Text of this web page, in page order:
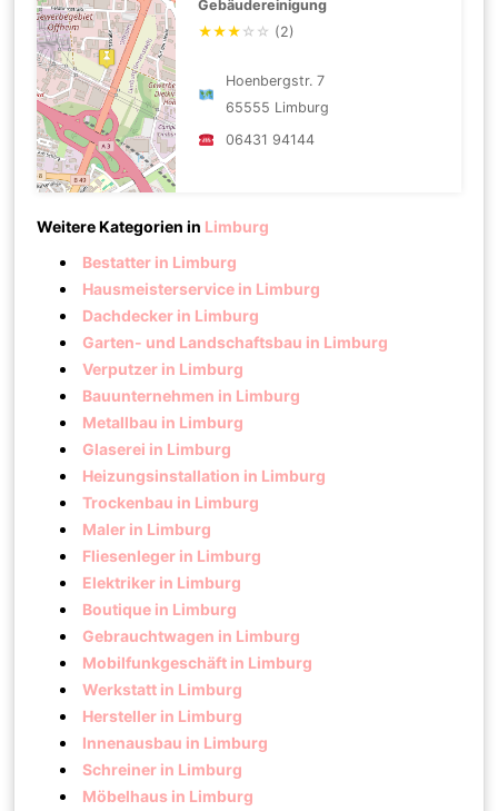
Gebäudereinigung
★★★ ☆ ☆ (2)
Hoenbergstr. 7
65555 Limburg
06431 94144
Weitere Kategorien in Limburg
Bestatter in Limburg
Hausmeisterservice in Limburg
Dachdecker in Limburg
Garten- und Landschaftsbau in Limburg
Verputzer in Limburg
Bauunternehmen in Limburg
Metallbau in Limburg
Glaserei in Limburg
Heizungsinstallation in Limburg
Trockenbau in Limburg
Maler in Limburg
Fliesenleger in Limburg
Elektriker in Limburg
Boutique in Limburg
Gebrauchtwagen in Limburg
Mobilfunkgeschäft in Limburg
Werkstatt in Limburg
Hersteller in Limburg
Innenausbau in Limburg
Schreiner in Limburg
Möbelhaus in Limburg